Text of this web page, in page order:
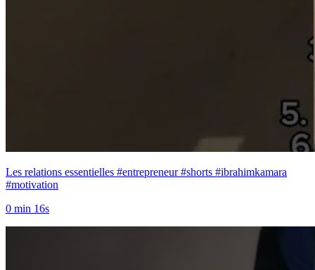
Les relations essentielles #entrepreneur #shorts #ibrahimkamara
#motivation
0 min 16s